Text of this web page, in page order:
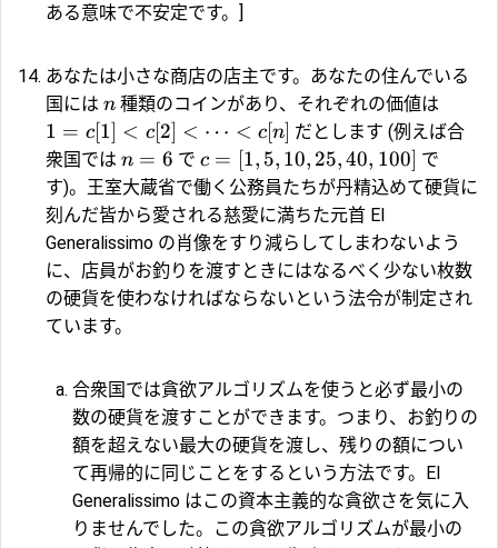
ある意味で不安定です。]
あなたは小さな商店の店主です。あなたの住んでいる
国には n 種類のコインがあり、それぞれの価値は
1 = c[1] < c[2] < ⋯ < c[n] だとします (例えば合
衆国では n = 6 で c = [1, 5, 10, 25,40, 100] で
す)。王室大蔵省で働く公務員たちが丹精込めて硬貨に
刻んだ皆から愛される慈愛に満ちた元首 El
Generalissimo の肖像をすり減らしてしまわないよう
に、店員がお釣りを渡すときにはなるべく少ない枚数
の硬貨を使わなければならないという法令が制定され
ています。
合衆国では貪欲アルゴリズムを使うと必ず最小の
数の硬貨を渡すことができます。つまり、お釣りの
額を超えない最大の硬貨を渡し、残りの額につい
て再帰的に同じことをするという方法です。El
Generalissimo はこの資本主義的な貪欲さを気に入
りませんでした。この貪欲アルゴリズムが最小の